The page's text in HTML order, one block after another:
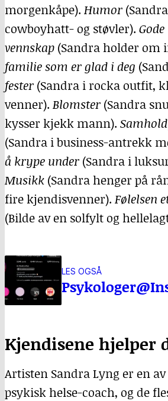
morgenkåpe). Humor
cowboyhatt- og støvler).
vennskap (Sandra holder om
familie som er glad i deg
fester (Sandra i rocka outfit,
venner). Blomster (Sandra
kysser kjekk mann).
(Sandra i business-antrekk
å krype under (Sandra i
Musikk (Sandra henger på
fire kjendisvenner). Følelsen
(Bilde av en solfylt og
LES OGSÅ
Kjendisene hjelper
Artisten Sandra Lyng er en
psykisk helse-coach, og de